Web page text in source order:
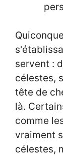
servent :
célestes,
tête de
là.
comme
vraiment
célestes,